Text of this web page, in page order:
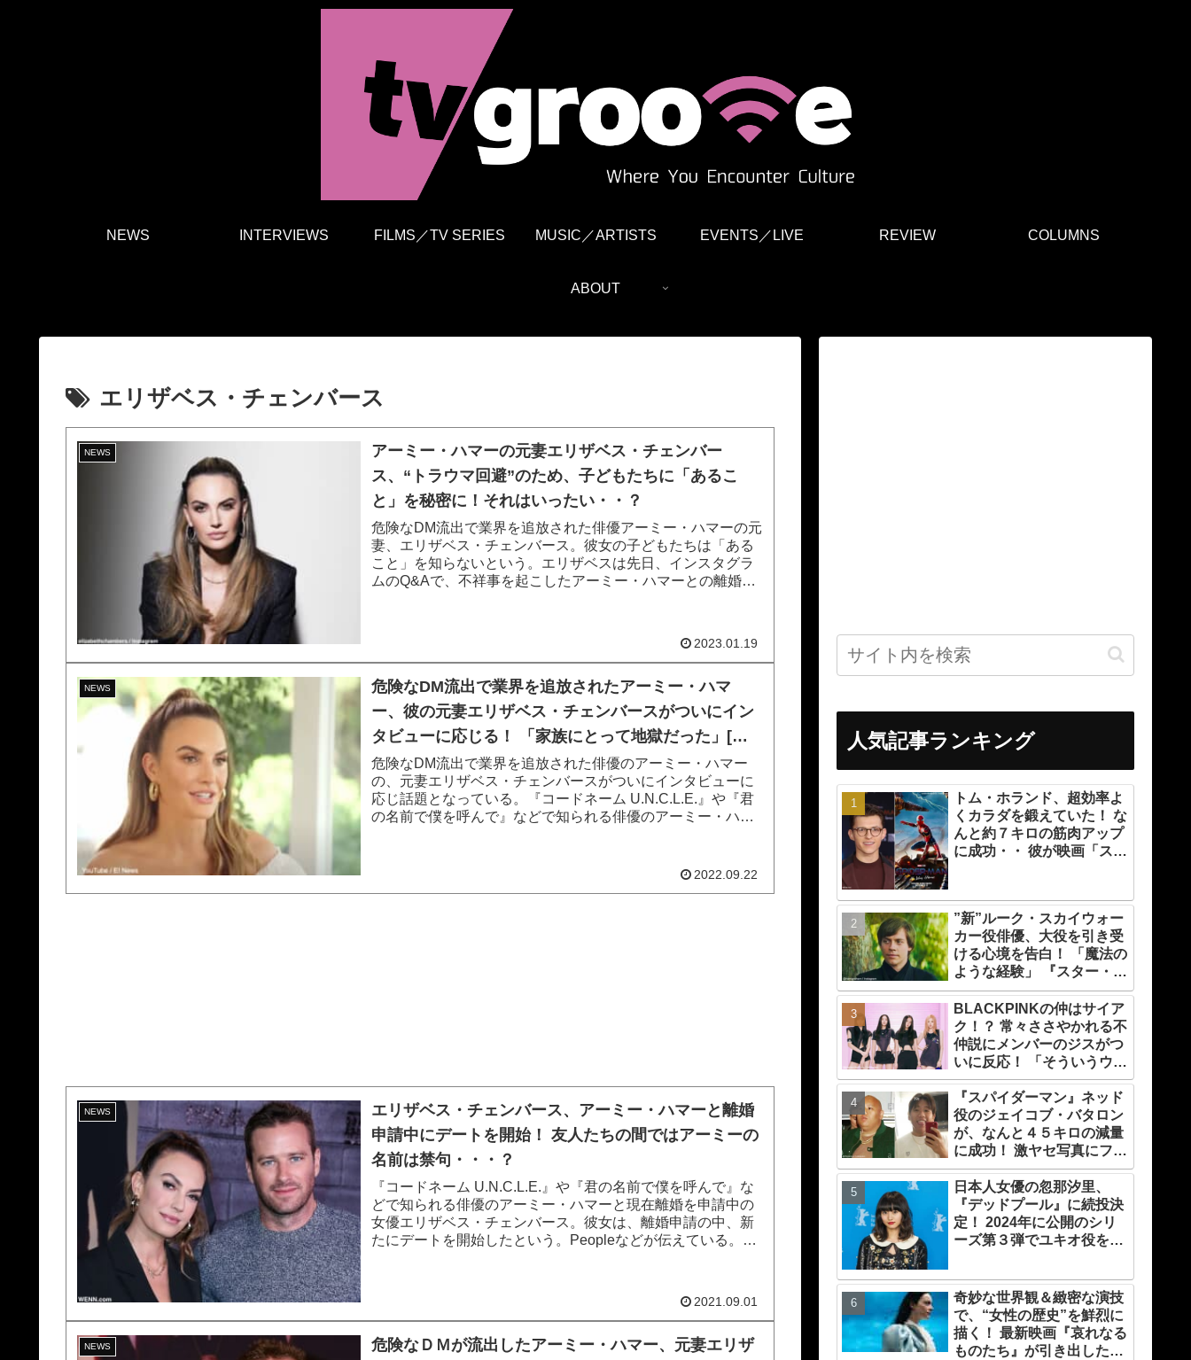
NEWS INTERVIEWS FILMS／TV SERIES MUSIC／ARTISTS EVENTS／LIVE REVIEW COLUMNS
ABOUT
エリザベス・チェンバース
NEWS
アーミー・ハマーの元妻エリザベス・チェンバー
ス、“トラウマ回避”のため、子どもたちに「あるこ
と」を秘密に！それはいったい・・？
危険なDM流出で業界を追放された俳優アーミー・ハマーの元
妻、エリザベス・チェンバース。彼女の子どもたちは「ある
こと」を知らないという。エリザベスは先日、インスタグラ
ムのQ&Aで、不祥事を起こしたアーミー・ハマーとの離婚か
2023.01.19
NEWS
危険なDM流出で業界を追放されたアーミー・ハマ
ー、彼の元妻エリザベス・チェンバースがついにイン
タビューに応じる！ 「家族にとって地獄だった」[動
画あり]
危険なDM流出で業界を追放された俳優のアーミー・ハマー
の、元妻エリザベス・チェンバースがついにインタビューに
応じ話題となっている。『コードネーム U.N.C.L.E.』や『君
の名前で僕を呼んで』などで知られる俳優のアーミー・ハマ
2022.09.22
NEWS
エリザベス・チェンバース、アーミー・ハマーと離婚
申請中にデートを開始！ 友人たちの間ではアーミーの
名前は禁句・・・？
『コードネーム U.N.C.L.E.』や『君の名前で僕を呼んで』な
どで知られる俳優のアーミー・ハマーと現在離婚を申請中の
女優エリザベス・チェンバース。彼女は、離婚申請の中、新
たにデートを開始したという。Peopleなどが伝えている。エ
2021.09.01
NEWS
危険なＤＭが流出したアーミー・ハマー、元妻エリザ
人気記事ランキング
トム・ホランド、超効率よ
くカラダを鍛えていた！ な
んと約７キロの筋肉アップ
に成功・・ 彼が映画「スパ
法とは？
”新”ルーク・スカイウォー
カー役俳優、大役を引き受
ける心境を告白！ 「魔法の
ような経験」 『スター・ウ
ォーズ』の一員になれたこ
とによろこび爆発
BLACKPINKの仲はサイア
ク！？ 常々ささやかれる不
仲説にメンバーのジスがつ
いに反応！ 「そういうウワ
サをネットで見るたび
に・・」
『スパイダーマン』ネッド
役のジェイコブ・バタロン
が、なんと４５キロの減量
に成功！ 激ヤセ写真にファ
ンたちもビックリ[写真あ
り]
日本人女優の忽那汐里、
『デッドプール』に続投決
定！ 2024年に公開のシリ
ーズ第３弾でユキオ役を再
奇妙な世界観＆緻密な演技
で、“女性の歴史”を鮮烈に
描く！ 最新映画『哀れなる
ものたち』が引き出したエ